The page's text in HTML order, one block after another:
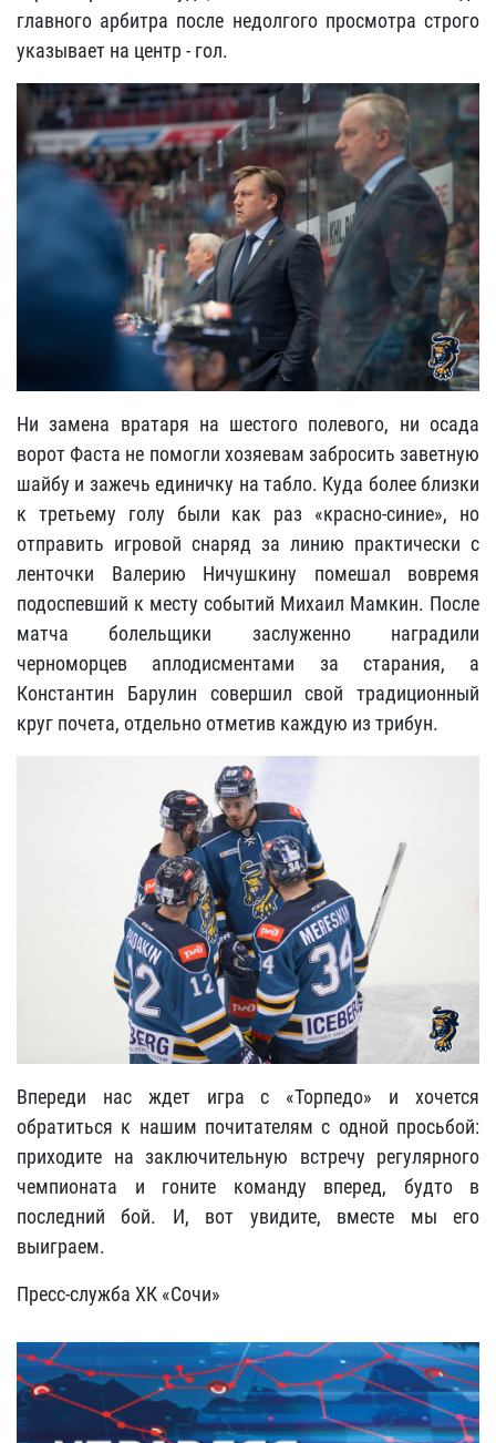
главного арбитра после недолгого просмотра строго
указывает на центр - гол.
Ни замена вратаря на шестого полевого, ни осада
ворот Фаста не помогли хозяевам забросить заветную
шайбу и зажечь единичку на табло. Куда более близки
к третьему голу были как раз «красно-синие», но
отправить игровой снаряд за линию практически с
ленточки Валерию Ничушкину помешал вовремя
подоспевший к месту событий Михаил Мамкин. После
матча болельщики заслуженно наградили
черноморцев аплодисментами за старания, а
Константин Барулин совершил свой традиционный
круг почета, отдельно отметив каждую из трибун.
Впереди нас ждет игра с «Торпедо» и хочется
обратиться к нашим почитателям с одной просьбой:
приходите на заключительную встречу регулярного
чемпионата и гоните команду вперед, будто в
последний бой. И, вот увидите, вместе мы его
выиграем.
Пресс-служба ХК «Сочи»